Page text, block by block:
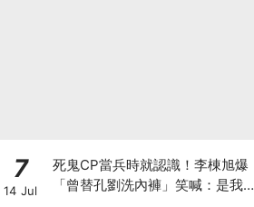
7
14 Jul
死鬼CP當兵時就認識！李棟旭爆
「曾替孔劉洗內褲」笑喊：是我把